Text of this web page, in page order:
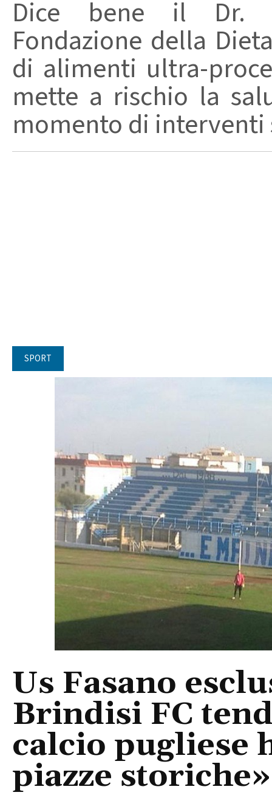
Dice bene il Dr.
Fondazione della
di alimenti ultra-
mette a rischio la
momento di
SPORT
Us Fasano
Brindisi FC
calcio pugliese
piazze storiche»